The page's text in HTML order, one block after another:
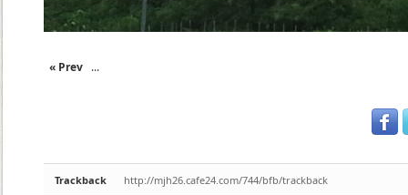
« Prev ...
Trackback http://mjh26.cafe24.com/744/bfb/trackback